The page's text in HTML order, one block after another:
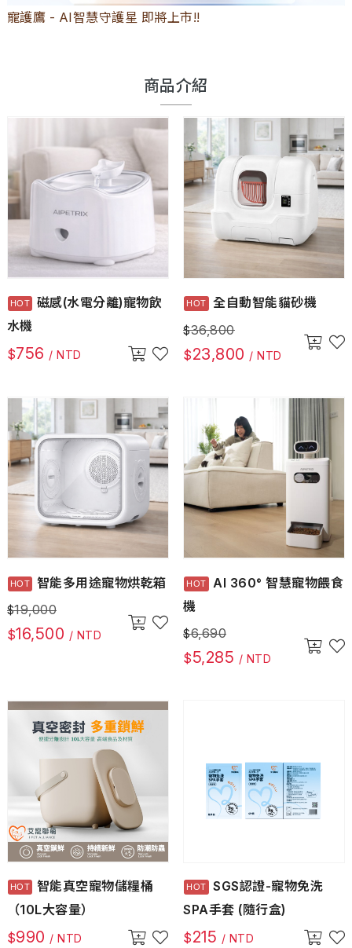
寵護鷹 - AI智慧守護星 即將上市!!
商品介紹
磁感(水電分離)寵物飲
水機
$756 / NTD
全自動智能貓砂機
$36,800
$23,800 / NTD
智能多用途寵物烘乾箱
$19,000
$16,500 / NTD
AI 360° 智慧寵物餵食
機
$6,690
$5,285 / NTD
智能真空寵物儲糧桶
（10L大容量）
$990 / NTD
SGS認證-寵物免洗
SPA手套 (隨行盒)
$215 / NTD